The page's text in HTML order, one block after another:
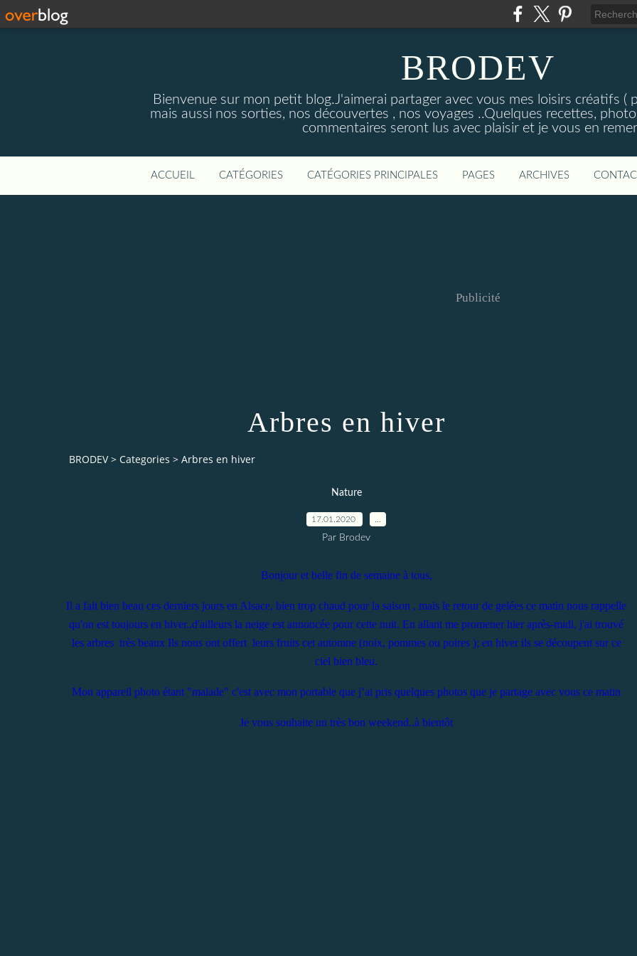
BRODEV
Bienvenue sur mon petit blog.J'aimerai partager avec vous mes loisirs créatifs (
mais aussi nos sorties, nos découvertes , nos voyages ..Quelques recettes,
commentaires seront lus avec plaisir et je vous en
ACCUEIL CATÉGORIES CATÉGORIES PRINCIPALES PAGES ARCHIVES
Publicité
Arbres en hiver
BRODEV > Categories > Arbres en hiver
Nature
17.01.2020
Par Brodev
Bonjour et belle fin de semaine à tous,
Il a fait bien beau ces derniers jours en Alsace, bien trop chaud pour la saison , mais le retour de gelées ce matin nous rappelle
qu'on est toujours en hiver..d'ailleurs la neige est annoncée pour cette nuit. En allant me promener hier après-midi, j'ai trouvé
les arbres très beaux Ils nous ont offert leurs fruits cet automne (noix, pommes ou poires ); en hiver ils se découpent sur ce
ciel bien bleu.
Mon appareil photo étant "malade" c'est avec mon portable que j’ai pris quelques photos que je partage avec vous ce matin
Je vous souhaite un très bon weekend..à bientôt